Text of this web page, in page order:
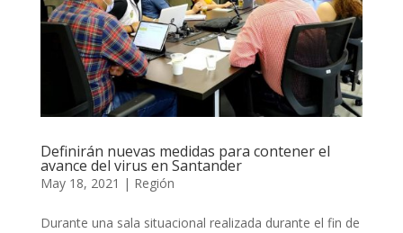
Definirán nuevas medidas para contener el
avance del virus en Santander
May 18, 2021 | Región
Durante una sala situacional realizada durante el fin de